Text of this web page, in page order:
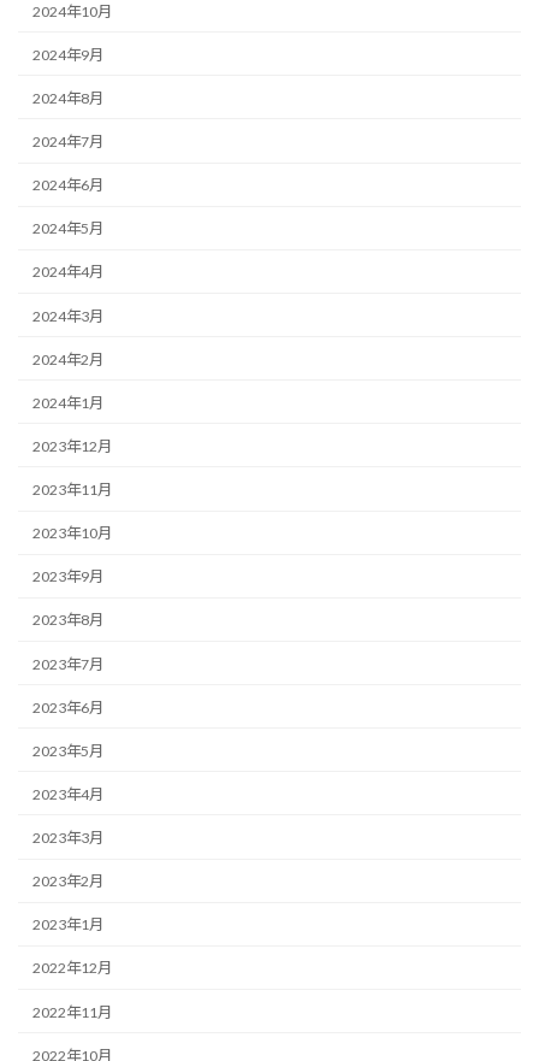
2024年10月
2024年9月
2024年8月
2024年7月
2024年6月
2024年5月
2024年4月
2024年3月
2024年2月
2024年1月
2023年12月
2023年11月
2023年10月
2023年9月
2023年8月
2023年7月
2023年6月
2023年5月
2023年4月
2023年3月
2023年2月
2023年1月
2022年12月
2022年11月
2022年10月